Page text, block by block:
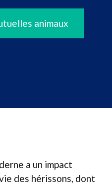
animaux
a un impact
des hérissons, dont